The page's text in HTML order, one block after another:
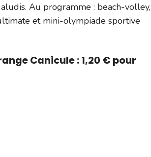
Au programme : beach-volley,
et mini-olympiade sportive
Canicule : 1,20 € pour